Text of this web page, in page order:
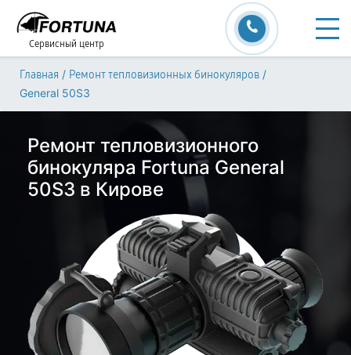
Сервисный центр
Главная / Ремонт тепловизионных бинокуляров /
General 50S3
Ремонт тепловизионного
бинокуляра Fortuna General
50S3 в Кирове